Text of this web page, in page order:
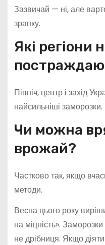
Зазвичай — ні, але
зранку.
Які регіони
Північ, центр і захід
найсильніші заморозки.
Чи можна
врожай?
Частково так, якщо
методи.
Весна цього року
на міцність».
не дрібниця. Якщо